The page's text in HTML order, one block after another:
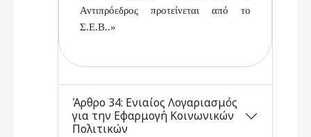
Αντιπρόεδρος προτείνεται από το
Σ.Ε.Β..»
Άρθρο 34: Ενιαίος Λογαριασμός
για την Εφαρμογή Κοινωνικών
Πολιτικών